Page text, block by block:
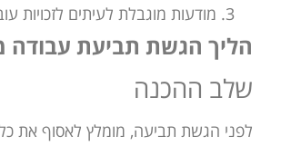
מודעות מוגבלת לעיתים לזכויות
הליך הגשת תביעת עבודה
שלב ההכנה
לפני הגשת תביעה, מומלץ לאסוף את